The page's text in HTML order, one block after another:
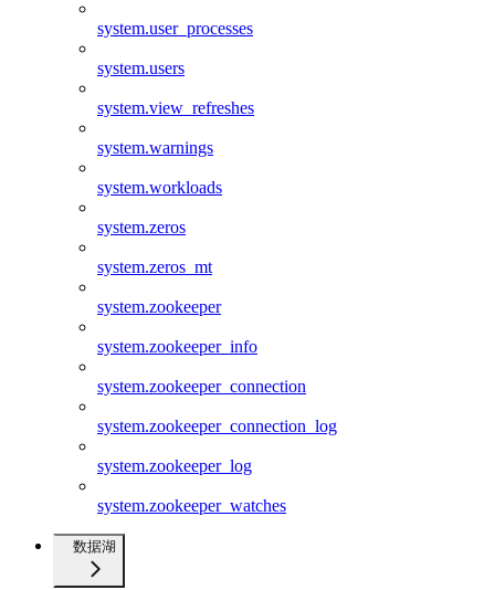
system.user_processes
system.users
system.view_refreshes
system.warnings
system.workloads
system.zeros
system.zeros_mt
system.zookeeper
system.zookeeper_info
system.zookeeper_connection
system.zookeeper_connection_log
system.zookeeper_log
system.zookeeper_watches
数据湖